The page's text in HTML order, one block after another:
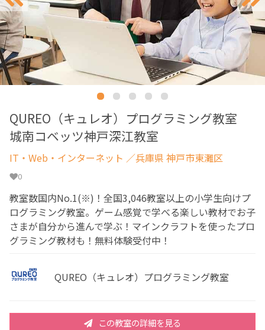
QUREO（キュレオ）プログラミング教室
城南コベッツ神戸深江教室
IT・Web・インターネット ／兵庫県 神戸市東灘区
0
教室数国内No.1(※)！全国3,046教室以上の小学生向けプ
ログラミング教室。ゲーム感覚で学べる楽しい教材でお子
さまが自分から進んで学ぶ！マインクラフトを使ったプロ
グラミング教材も！無料体験受付中！
QUREO（キュレオ）プログラミング教室
この教室の詳細を見る